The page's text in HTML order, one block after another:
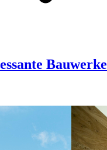
Bauwerke